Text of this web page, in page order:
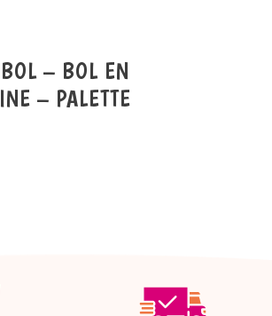
– BOL EN
– PALETTE